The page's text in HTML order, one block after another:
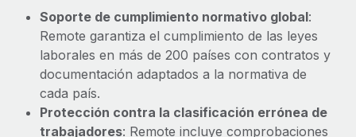
Prestaciones
Gestiona las prestaciones de los empleados sin
complicaciones.
todos los tamaños a contratar, gestionar y...
Más información
Pento se convierte en un empleador equitativo
con Remote
Soporte de cumplimiento normativo global:
Remote garantiza el cumplimiento de las leyes
laborales en más de 200 países con contratos y
documentación adaptados a la normativa de
cada país.
Protección contra la clasificación errónea de
trabajadores: Remote incluye comprobaciones